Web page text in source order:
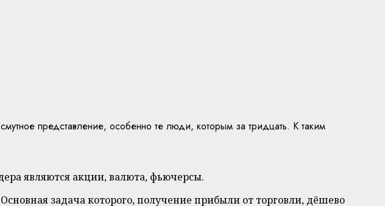
представление, особенно те люди, которым за тридцать. К таким
являются акции, валюта, фьючерсы.
задача которого, получение прибыли от торговли, дёшево